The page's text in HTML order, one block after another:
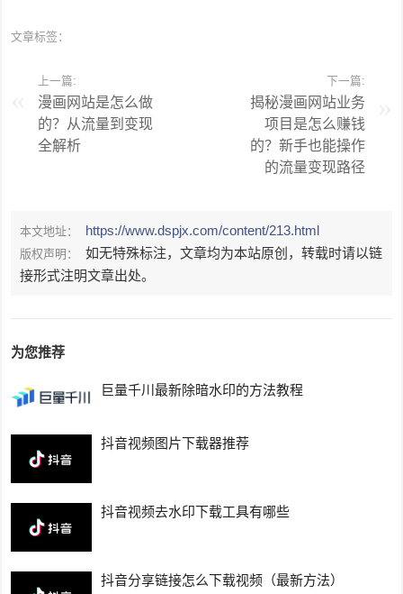
文章标签：
上一篇:
漫画网站是怎么做
的？从流量到变现
全解析
下一篇:
揭秘漫画网站业务
项目是怎么赚钱
的？新手也能操作
的流量变现路径
本文地址： https://www.dspjx.com/content/213.html
版权声明：
如无特殊标注，文章均为本站原创，转载时请以链
接形式注明文章出处。
为您推荐
巨量千川最新除暗水印的方法教程
抖音视频图片下载器推荐
抖音视频去水印下载工具有哪些
抖音分享链接怎么下载视频（最新方法）